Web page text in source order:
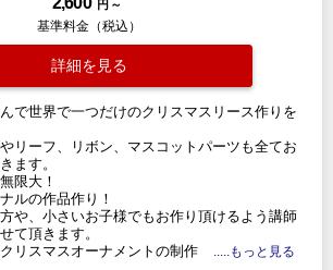
円 ～
基準料金（税込）
詳細を見る
で世界で一つだけのクリスマスリース作りを
リーフ、リボン、マスコットパーツも全てお
ます。
限大！
ルの作品作り！
や、小さいお子様でもお作り頂けるよう講師
て頂きます。
リスマスオーナメントの制作
.....もっと見る